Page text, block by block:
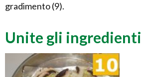
gradimento (9).
Unite gli ingredienti